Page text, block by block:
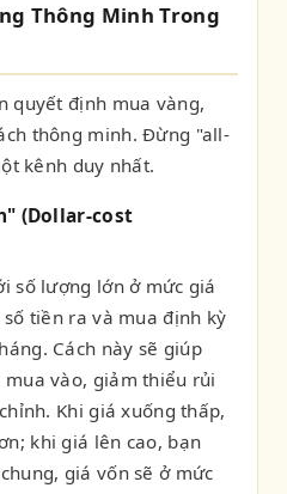
Thông Minh Trong
quyết định mua vàng,
thông minh. Đừng "all-
kênh duy nhất.
(Dollar-cost
số lượng lớn ở mức giá
tiền ra và mua định kỳ
Cách này sẽ giúp
vào, giảm thiểu rủi
Khi giá xuống thấp,
khi giá lên cao, bạn
giá vốn sẽ ở mức